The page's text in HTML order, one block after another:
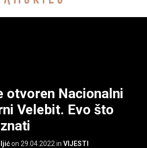
otvoren Nacionalni
Velebit. Evo što
on 29.04.2022 in VIJESTI